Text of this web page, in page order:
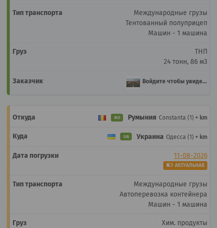
Международные грузы
Тентованный полуприцеп
Машин - 1 машина
ТНП
24 тонн, 86 м3
Войдите чтобы увидеть
RO Румыния Constanta (1) + km
UA Украина Одесса (1) + km
11-08-2026
АКТУАЛЬНАЯ
Международные грузы
Автоперевозка контейнера
Машин - 1 машина
Хим. продукты